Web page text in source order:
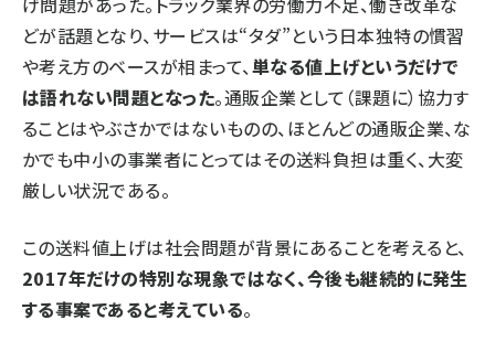
どが話題となり、サービスは“タダ”という日本独特の慣習
や考え方のベースが相まって、単なる値上げというだけで
は語れない問題となった。通販企業として（課題に）協力す
ることはやぶさかではないものの、ほとんどの通販企業、な
かでも中小の事業者にとってはその送料負担は重く、大変
厳しい状況である。
この送料値上げは社会問題が背景にあることを考えると、
2017年だけの特別な現象ではなく、今後も継続的に発生
する事案であると考えている。